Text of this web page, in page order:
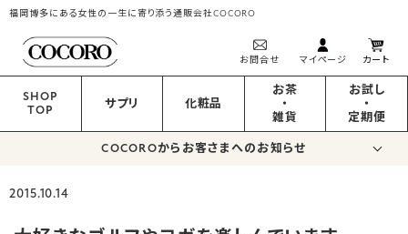
福岡博多にある女性の一生に寄り添う通販会社COCORO
お問合せ マイページ カート
SHOP
TOP
サプリ 化粧品
お茶
・
雑貨
お試し
・
定期便
COCOROからお客さまへのお知らせ
2015.10.14